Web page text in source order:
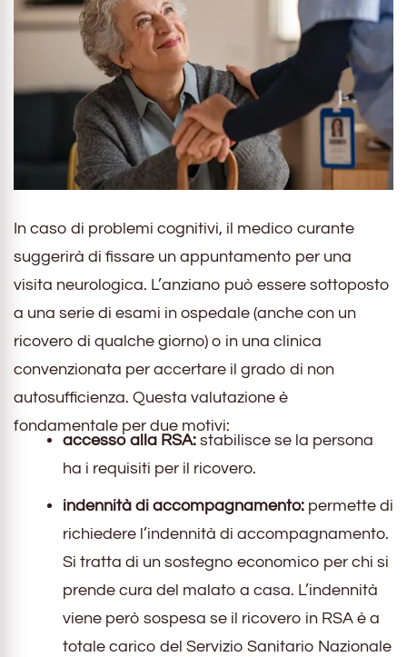
In caso di problemi cognitivi, il medico curante
suggerirà di fissare un appuntamento per una
visita neurologica. L’anziano può essere sottoposto
a una serie di esami in ospedale (anche con un
ricovero di qualche giorno) o in una clinica
convenzionata per accertare il grado di non
autosufficienza. Questa valutazione è
fondamentale per due motivi:
accesso alla RSA: stabilisce se la persona
ha i requisiti per il ricovero.
indennità di accompagnamento: permette di
richiedere l’indennità di accompagnamento.
Si tratta di un sostegno economico per chi si
prende cura del malato a casa. L’indennità
viene però sospesa se il ricovero in RSA è a
totale carico del Servizio Sanitario Nazionale